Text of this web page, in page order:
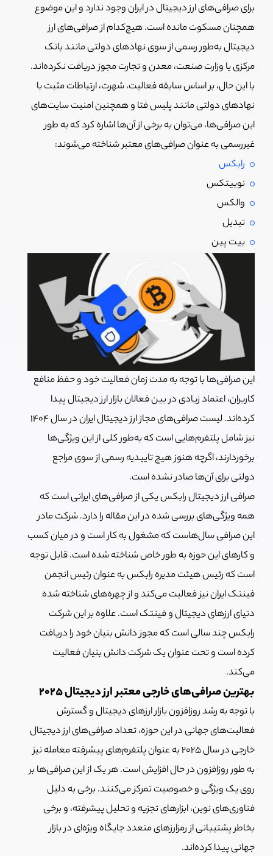
برای صرافی‌های ارز دیجیتال در ایران وجود ندارد و این موضوع
همچنان مسکوت مانده است. هیچ‌کدام از صرافی‌های ارز
دیجیتال به‌طور رسمی از سوی نهادهای دولتی مانند بانک
مرکزی یا وزارت صنعت، معدن و تجارت مجوز دریافت نکرده‌اند.
با این حال، بر اساس سابقه فعالیت، شهرت، ارتباطات مثبت با
نهادهای دولتی مانند پلیس فتا و همچنین امنیت سایت‌های
این صرافی‌ها، می‌توان به برخی از آن‌ها اشاره کرد که به طور
غیررسمی به عنوان صرافی‌های معتبر شناخته می‌شوند:
رابکس
نوبیتکس
والکس
تبدیل
بیت پین
این صرافی‌ها با توجه به مدت زمان فعالیت خود و حفظ منافع
کاربران، اعتماد زیادی در بین فعالان بازار ارز دیجیتال پیدا
کرده‌اند. لیست صرافی‌های مجاز ارز دیجیتال ایران در سال ۱۴۰۴
نیز شامل پلتفرم‌هایی است که به‌طور کلی از این ویژگی‌ها
برخوردارند، اگرچه هنوز هیچ تاییدیه رسمی از سوی مراجع
دولتی برای آن‌ها صادر نشده است.
صرافی ارز دیجیتال رابکس یکی از صرافی‌های ایرانی است که
همه ویژگی‌های بررسی شده در این مقاله را دارد. شرکت مادر
این صرافی سال‌هاست که مشغول به کار است و در میان کسب
و کارهای این حوزه به طور خاص شناخته شده است. قابل توجه
است که رئیس هیئت مدیره رابکس به عنوان رئیس انجمن
فینتک ایران نیز فعالیت می‌کند و از چهره‌های شناخته شده
دنیای ارزهای دیجیتال و فینتک است. علاوه بر این شرکت
رابکس چند سالی است که مجوز دانش بنیان خود را دریافت
کرده است و تحت عنوان یک شرکت دانش بنیان فعالیت
می‌کند.
بهترین صرافی‌های خارجی معتبر ارز دیجیتال ۲۰۲۵
با توجه به رشد روزافزون بازار ارزهای دیجیتال و گسترش
فعالیت‌های جهانی در این حوزه، تعداد صرافی‌های ارز دیجیتال
خارجی در سال 2025 به عنوان پلتفرم‌های پیشرفته معامله نیز
به طور روزافزون در حال افزایش است. هر یک از این صرافی‌ها بر
روی یک ویژگی و خصوصیت تمرکز می‌کنند. برخی به دلیل
فناوری‌های نوین، ابزارهای تجزیه و تحلیل پیشرفته، و برخی
بخاطر پشتیبانی از رمزارزهای متعدد جایگاه ویژه‌ای در بازار
جهانی پیدا کرده‌اند.